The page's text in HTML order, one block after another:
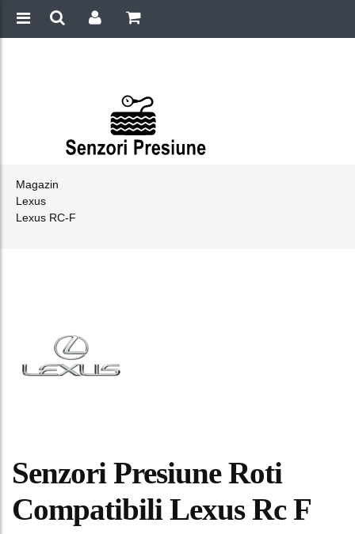
Magazin
Lexus
Lexus RC-F
Senzori Presiune Roti
Compatibili Lexus Rc F